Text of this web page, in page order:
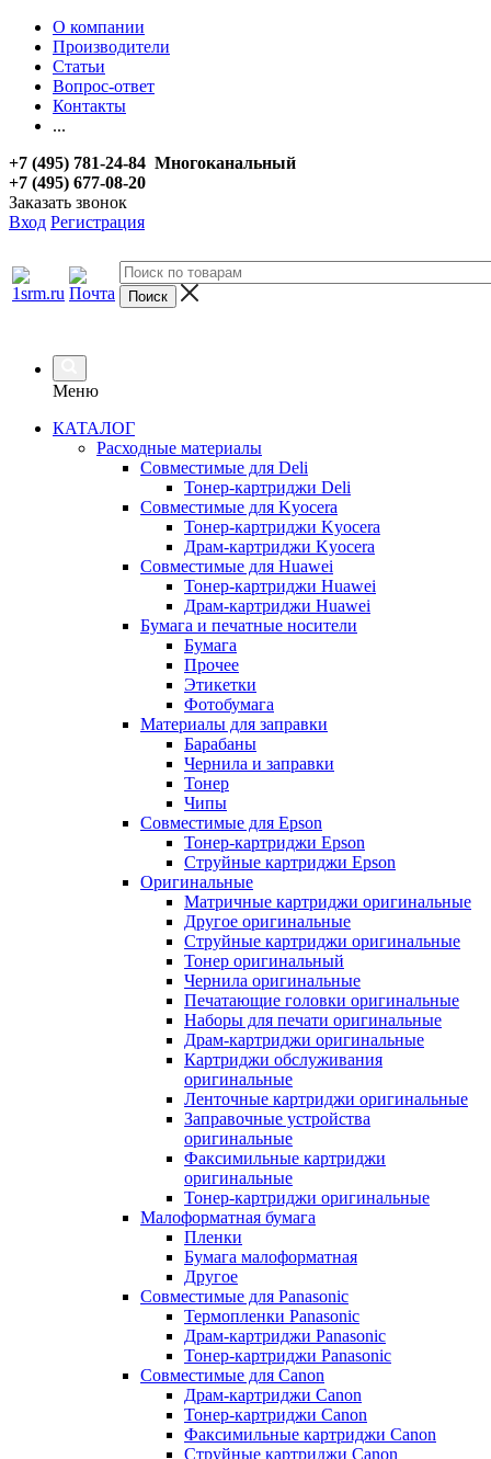
О компании
Производители
Статьи
Вопрос-ответ
Контакты
...
+7 (495) 781-24-84 Многоканальный
+7 (495) 677-08-20
Заказать звонок
Вход Регистрация
Меню
КАТАЛОГ
Расходные материалы
Совместимые для Deli
Тонер-картриджи Deli
Совместимые для Kyocera
Тонер-картриджи Kyocera
Драм-картриджи Kyocera
Совместимые для Huawei
Тонер-картриджи Huawei
Драм-картриджи Huawei
Бумага и печатные носители
Бумага
Прочее
Этикетки
Фотобумага
Материалы для заправки
Барабаны
Чернила и заправки
Тонер
Чипы
Совместимые для Epson
Тонер-картриджи Epson
Струйные картриджи Epson
Оригинальные
Матричные картриджи оригинальные
Другое оригинальные
Струйные картриджи оригинальные
Тонер оригинальный
Чернила оригинальные
Печатающие головки оригинальные
Наборы для печати оригинальные
Драм-картриджи оригинальные
Картриджи обслуживания
оригинальные
Ленточные картриджи оригинальные
Заправочные устройства
оригинальные
Факсимильные картриджи
оригинальные
Тонер-картриджи оригинальные
Малоформатная бумага
Пленки
Бумага малоформатная
Другое
Совместимые для Panasonic
Термопленки Panasonic
Драм-картриджи Panasonic
Тонер-картриджи Panasonic
Совместимые для Canon
Драм-картриджи Canon
Тонер-картриджи Canon
Факсимильные картриджи Canon
Струйные картриджи Canon